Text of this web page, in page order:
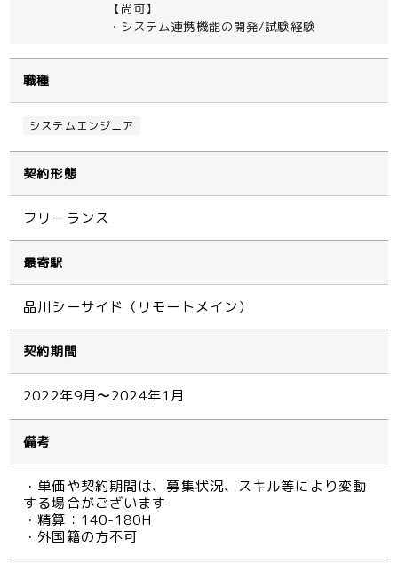
【尚可】
・システム連携機能の開発/試験経験
職種
システムエンジニア
契約形態
フリーランス
最寄駅
品川シーサイド（リモートメイン）
契約期間
2022年9月〜2024年1月
備考
・単価や契約期間は、募集状況、スキル等により変動
する場合がございます
・精算：140-180H
・外国籍の方不可